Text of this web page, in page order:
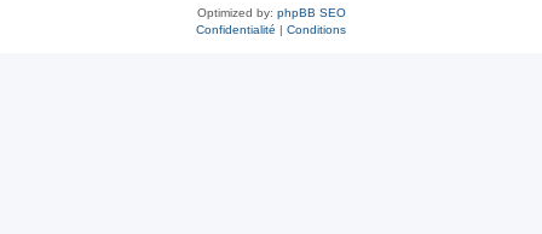
Optimized by: phpBB SEO
Confidentialité | Conditions